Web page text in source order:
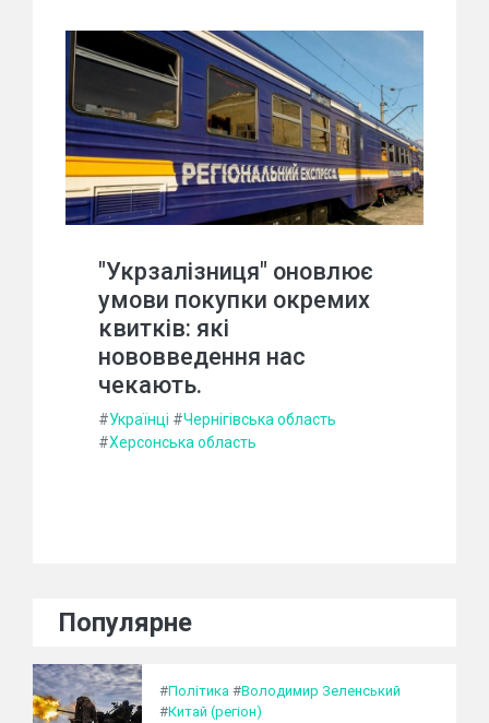
"Укрзалізниця" оновлює
умови покупки окремих
квитків: які
нововведення нас
чекають.
#Українці #Чернігівська область
#Херсонська область
Популярне
#Політика #Володимир Зеленський
#Китай (регіон)